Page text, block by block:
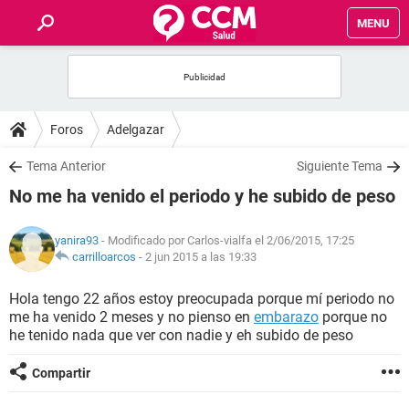
MENU
FOROS
SALUD
NUTRICIÓN
BIENESTAR
Foros Adelgazar
Tema Anterior Siguiente Tema
No me ha venido el periodo y he subido de peso
yanira93 - Modificado por Carlos-vialfa el 2/06/2015, 17:25
carrilloarcos - 2 jun 2015 a las 19:33
Hola tengo 22 años estoy preocupada porque mí periodo no
me ha venido 2 meses y no pienso en embarazo porque no
he tenido nada que ver con nadie y eh subido de peso
Compartir